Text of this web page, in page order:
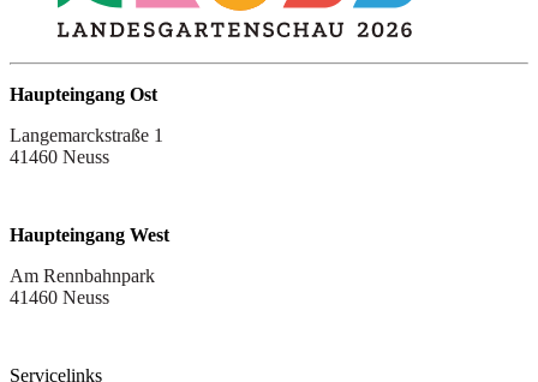
Haupteingang Ost
Langemarckstraße 1
41460 Neuss
Haupteingang West
Am Rennbahnpark
41460 Neuss
Servicelinks